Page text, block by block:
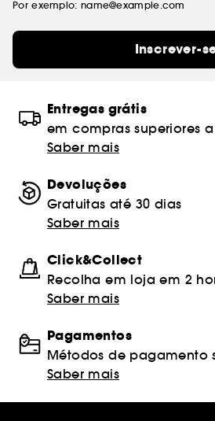
Por exemplo: name@example.com
Inscrever-
Entregas grátis
em compras superiores a
Saber mais
Devoluções
Gratuitas até 30 dias
Saber mais
Click&Collect
Recolha em loja em 2
Saber mais
Pagamentos
Métodos de pagamento
Saber mais